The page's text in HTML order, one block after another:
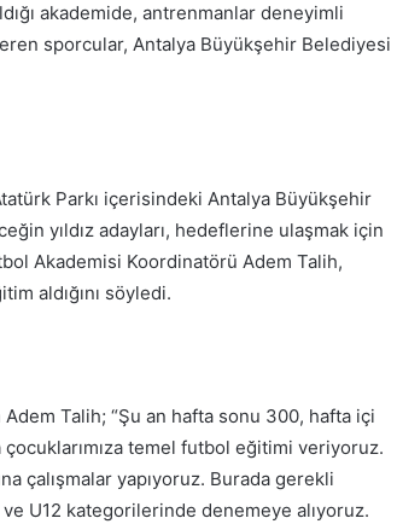
akademide, antrenmanlar deneyimli
sporcular, Antalya Büyükşehir Belediyesi
Parkı içerisindeki Antalya Büyükşehir
yıldız adayları, hedeflerine ulaşmak için
Akademisi Koordinatörü Adem Talih,
aldığını söyledi.
Talih; “Şu an hafta sonu 300, hafta içi
temel futbol eğitimi veriyoruz.
çalışmalar yapıyoruz. Burada gerekli
U12 kategorilerinde denemeye alıyoruz.